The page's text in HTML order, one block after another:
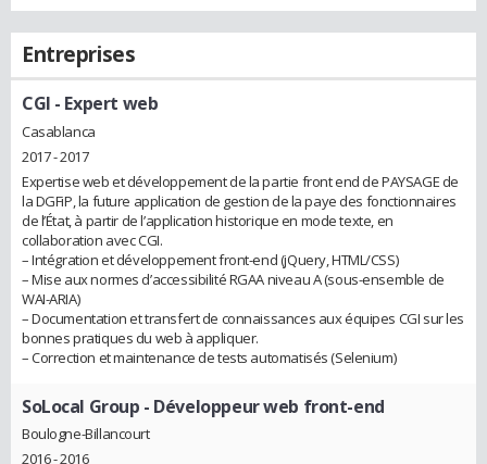
Entreprises
CGI - Expert web
Casablanca
2017 - 2017
Expertise web et développement de la partie front end de PAYSAGE de
la DGFiP, la future application de gestion de la paye des fonctionnaires
de l’État, à partir de l’application historique en mode texte, en
collaboration avec CGI.
– Intégration et développement front-end (jQuery, HTML/CSS)
– Mise aux normes d’accessibilité RGAA niveau A (sous-ensemble de
WAI-ARIA)
– Documentation et transfert de connaissances aux équipes CGI sur les
bonnes pratiques du web à appliquer.
– Correction et maintenance de tests automatisés (Selenium)
SoLocal Group - Développeur web front-end
Boulogne-Billancourt
2016 - 2016